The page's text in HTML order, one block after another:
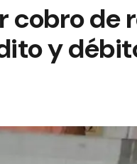
cobro de
y